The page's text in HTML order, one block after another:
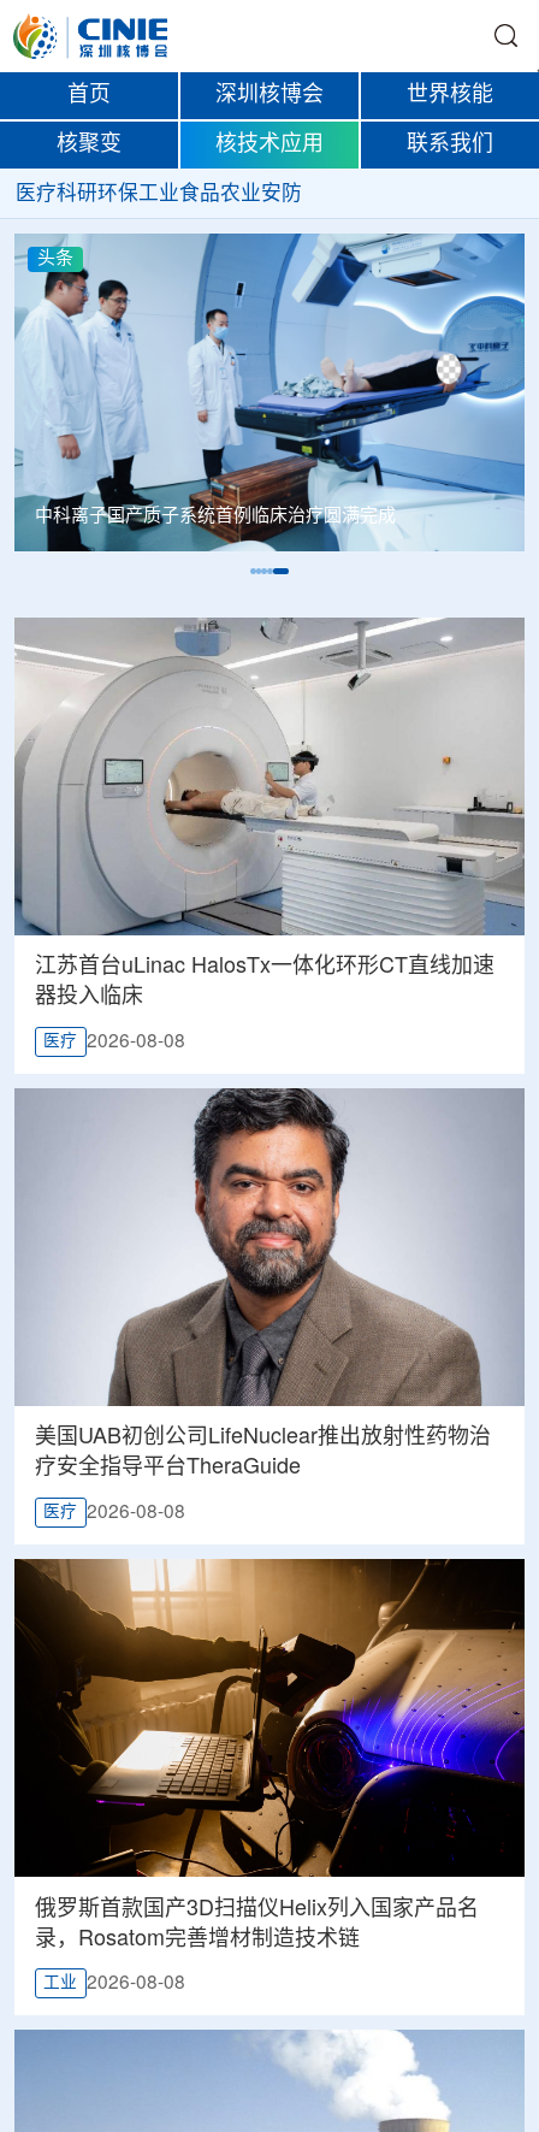
首页 深圳核博会 世界核能
核聚变 核技术应用 联系我们
医疗科研环保工业食品农业安防
头条
中科离子国产质子系统首例临床治疗圆满完成
江苏首台uLinac HalosTx一体化环形CT直线加速
器投入临床
医疗 2026-08-08
美国UAB初创公司LifeNuclear推出放射性药物治
疗安全指导平台TheraGuide
医疗 2026-08-08
俄罗斯首款国产3D扫描仪Helix列入国家产品名
录，Rosatom完善增材制造技术链
工业 2026-08-08